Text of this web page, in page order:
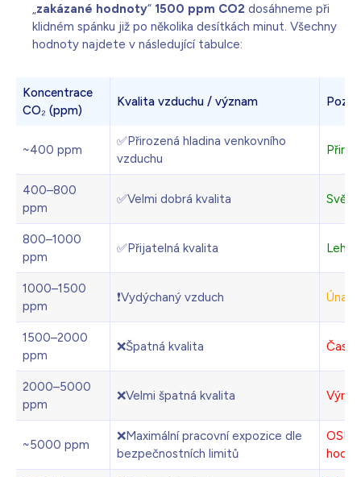
„zakázané hodnoty“ 1500 ppm CO2 dosáhneme při
klidném spánku již po několika desítkách minut. Všechny
hodnoty najdete v následující tabulce:
Koncentrace
CO₂ (ppm)
Kvalita vzduchu / význam
~400 ppm
✅Přirozená hladina venkovního
vzduchu
400–800
ppm
✅Velmi dobrá kvalita Svěží
800–1000
ppm
✅Přijatelná kvalita
1000–1500
ppm
❗Vydýchaný vzduch
1500–2000
ppm
❌Špatná kvalita
2000–5000
ppm
❌Velmi špatná kvalita
~5000 ppm
❌Maximální pracovní expozice dle
bezpečnostních limitů